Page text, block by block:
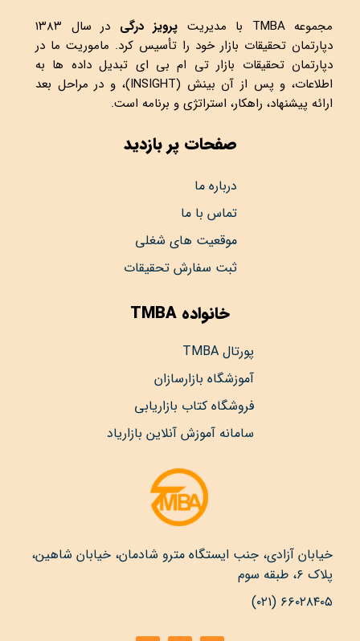
مجموعهTMBA با مدیریت پرویز درگی
در سال ۱۳۸۳
دپارتمان تحقیقات بازار خود را تأسیس کرد. ماموریت ما در
دپارتمان تحقیقات بازار تی ام بی ای تبدیل داده ها به
اطلاعات، و پس از آن بینش (INSIGHT)، و در مراحل بعد
ارائه پیشنهاد، راهکار، استراتژی و برنامه است.
صفحات پر بازدید
درباره ما
تماس با ما
موقعیت های شغلی
ثبت سفارش تحقیقات
خانواده TMBA
پورتال TMBA
آموزشگاه بازارسازان
فروشگاه کتاب بازاریابی
سامانه آموزش آنلاین بازاریاد
خیابان آزادی، جنب ایستگاه مترو شادمان، خیابان شاهین،
پلاک ۶، طبقه سوم
۶۶۰۲۸۴۰۵ (۰۲۱)